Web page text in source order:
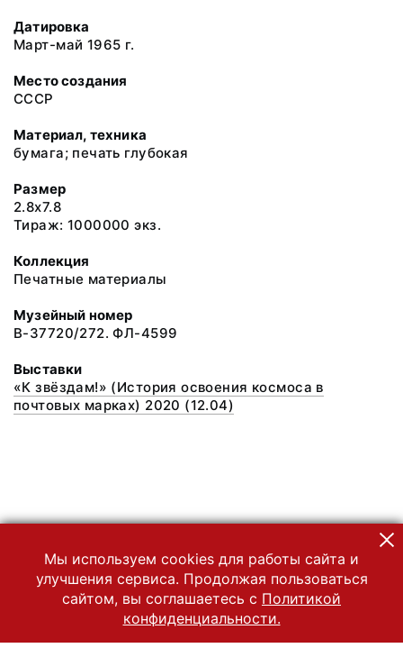
Датировка
Март-май 1965 г.
Место создания
СССР
Материал, техника
бумага; печать глубокая
Размер
2.8x7.8
Тираж: 1000000 экз.
Коллекция
Печатные материалы
Музейный номер
В-37720/272. ФЛ-4599
Выставки
«К звёздам!» (История освоения космоса в
почтовых марках) 2020 (12.04)
Мы используем cookies для работы сайта и
улучшения сервиса. Продолжая пользоваться
сайтом, вы соглашаетесь с Политикой
конфиденциальности.